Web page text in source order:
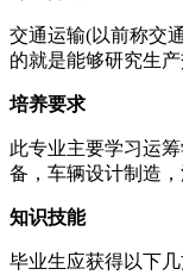
交通运输(以前称交
的就是能够研究生
培养要求
此专业主要学习运
备，车辆设计制造
知识技能
毕业生应获得以下